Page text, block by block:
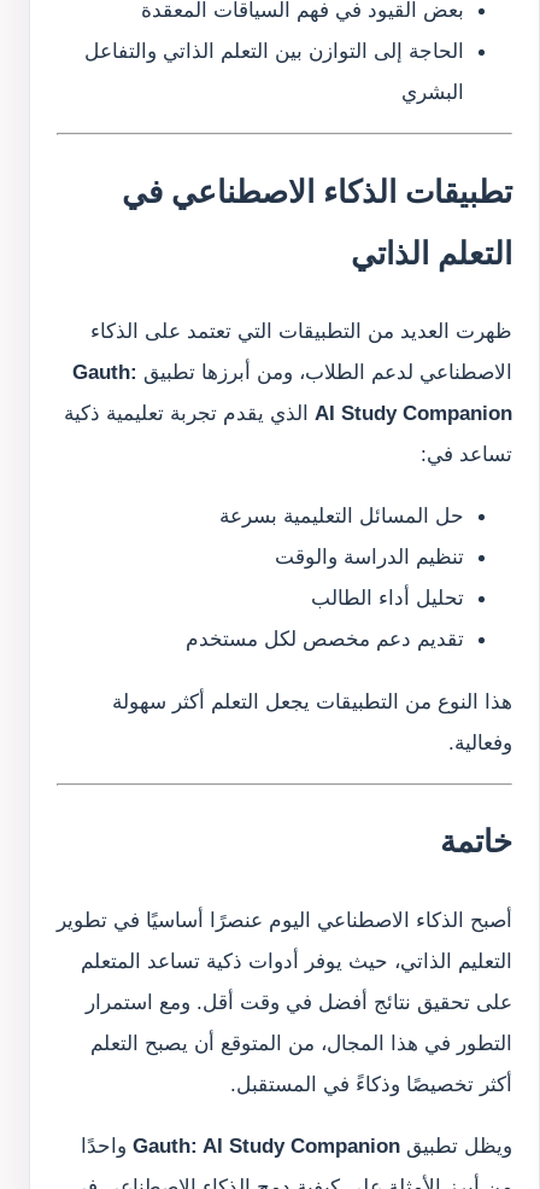
بعض القيود في فهم السياقات المعقدة
الحاجة إلى التوازن بين التعلم الذاتي والتفاعل
البشري
تطبيقات الذكاء الاصطناعي في
التعلم الذاتي
ظهرت العديد من التطبيقات التي تعتمد على الذكاء
الاصطناعي لدعم الطلاب، ومن أبرزها تطبيق Gauth:
AI Study Companionالذي يقدم تجربة تعليمية ذكية
تساعد في:
حل المسائل التعليمية بسرعة
تنظيم الدراسة والوقت
تحليل أداء الطالب
تقديم دعم مخصص لكل مستخدم
هذا النوع من التطبيقات يجعل التعلم أكثر سهولة
وفعالية.
خاتمة
أصبح الذكاء الاصطناعي اليوم عنصرًا أساسيًا في تطوير
التعليم الذاتي، حيث يوفر أدوات ذكية تساعد المتعلم
على تحقيق نتائج أفضل في وقت أقل. ومع استمرار
التطور في هذا المجال، من المتوقع أن يصبح التعلم
أكثر تخصيصًا وذكاءً في المستقبل.
ويظل تطبيق Gauth: AI Study Companionواحدًا